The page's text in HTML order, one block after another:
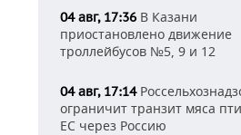
04 авг, 17:36 В Казани
приостановлено движение
троллейбусов №5, 9 и 12
04 авг, 17:14
ограничит транзит мяса
ЕС через Россию